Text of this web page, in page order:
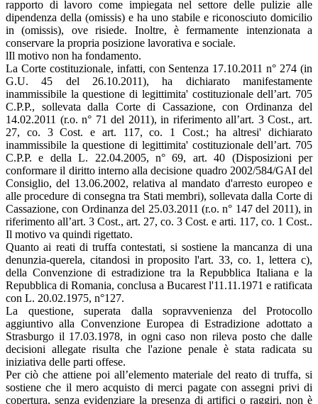
rapporto di lavoro come impiegata nel settore delle pulizie alle
dipendenza della (omissis) e ha uno stabile e riconosciuto domicilio
in (omissis), ove risiede. Inoltre, è fermamente intenzionata a
conservare la propria posizione lavorativa e sociale.
lIl motivo non ha fondamento.
La Corte costituzionale, infatti, con Sentenza 17.10.2011 n° 274 (in
G.U. 45 del 26.10.2011), ha dichiarato manifestamente
inammissibile la questione di legittimita' costituzionale dell’art. 705
C.P.P., sollevata dalla Corte di Cassazione, con Ordinanza del
14.02.2011 (r.o. n° 71 del 2011), in riferimento all’art. 3 Cost., art.
27, co. 3 Cost. e art. 117, co. 1 Cost.; ha altresi' dichiarato
inammissibile la questione di legittimita' costituzionale dell’art. 705
C.P.P. e della L. 22.04.2005, n° 69, art. 40 (Disposizioni per
conformare il diritto interno alla decisione quadro 2002/584/GAI del
Consiglio, del 13.06.2002, relativa al mandato d'arresto europeo e
alle procedure di consegna tra Stati membri), sollevata dalla Corte di
Cassazione, con Ordinanza del 25.03.2011 (r.o. n° 147 del 2011), in
riferimento all’art. 3 Cost., art. 27, co. 3 Cost. e arti. 117, co. 1 Cost..
Il motivo va quindi rigettato.
Quanto ai reati di truffa contestati, si sostiene la mancanza di una
denunzia-querela, citandosi in proposito l'art. 33, co. 1, lettera c),
della Convenzione di estradizione tra la Repubblica Italiana e la
Repubblica di Romania, conclusa a Bucarest l'11.11.1971 e ratificata
con L. 20.02.1975, n°127.
La questione, superata dalla sopravvenienza del Protocollo
aggiuntivo alla Convenzione Europea di Estradizione adottato a
Strasburgo il 17.03.1978, in ogni caso non rileva posto che dalle
decisioni allegate risulta che l'azione penale è stata radicata su
iniziativa delle parti offese.
Per ciò che attiene poi all’elemento materiale del reato di truffa, si
sostiene che il mero acquisto di merci pagate con assegni privi di
copertura, senza evidenziare la presenza di artifici o raggiri, non è